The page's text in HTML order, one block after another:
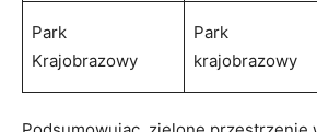
Park
Krajobrazowy
Park
krajobrazowy